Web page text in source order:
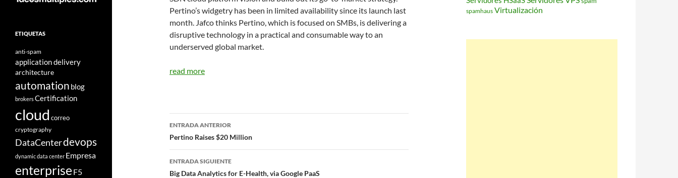
Pertino’s widgetry has been in limited availability since its launch last
month. Jafco thinks Pertino, which is focused on SMBs, is delivering a
disruptive technology in a practical and consumable way to an
underserved global market.
read more
Navegador
de
entradas
ENTRADA ANTERIOR
Pertino Raises $20 Million
ENTRADA SIGUIENTE
Big Data Analytics for E-Health, via Google PaaS
spamhaus Virtualización
ETIQUETAS
anti-spam
application delivery
architecture
automation blog
brokersCertification
cloud correo
cryptography
DataCenterdevops
dynamic data center Empresa
enterprise F5